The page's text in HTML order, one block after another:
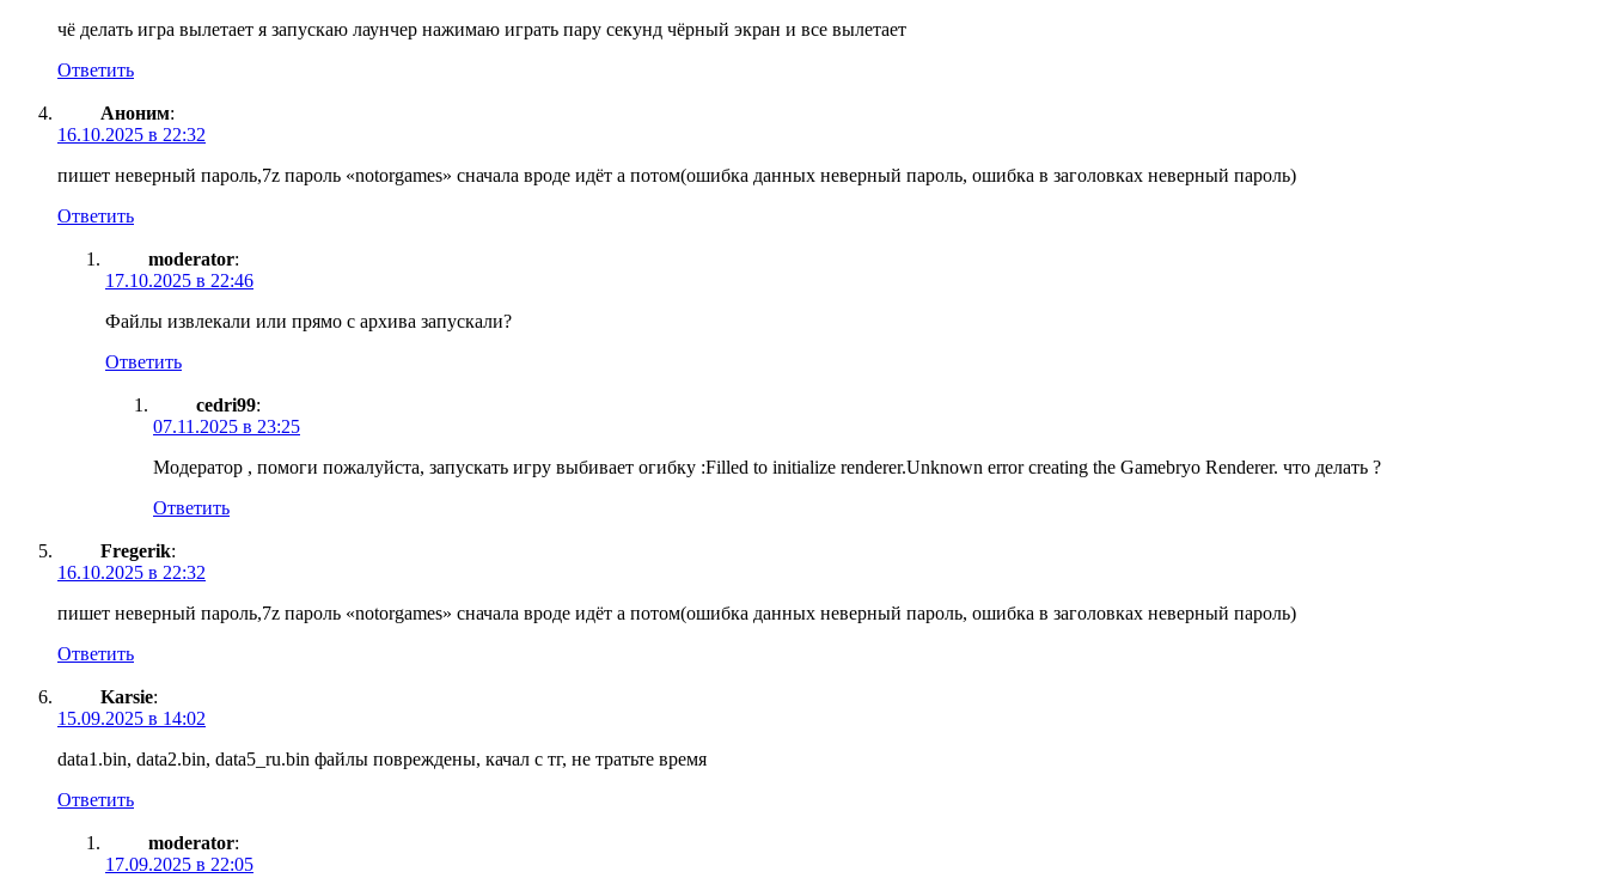
чё делать игра вылетает я запускаю лаунчер нажимаю играть пару секунд чёрный экран и все вылетает
Ответить
Аноним:
16.10.2025 в 22:32
пишет неверный пароль,7z пароль «notorgames» сначала вроде идёт а потом(ошибка данных неверный пароль, ошибка в заголовках неверный пароль)
Ответить
moderator:
17.10.2025 в 22:46
Файлы извлекали или прямо с архива запускали?
Ответить
cedri99:
07.11.2025 в 23:25
Модератор , помоги пожалуйста, запускать игру выбивает огибку :Filled to initialize renderer.Unknown error creating the Gamebryo Renderer. что делать ?
Ответить
Fregerik:
16.10.2025 в 22:32
пишет неверный пароль,7z пароль «notorgames» сначала вроде идёт а потом(ошибка данных неверный пароль, ошибка в заголовках неверный пароль)
Ответить
Karsie:
15.09.2025 в 14:02
data1.bin, data2.bin, data5_ru.bin файлы повреждены, качал с тг, не тратьте время
Ответить
moderator:
17.09.2025 в 22:05